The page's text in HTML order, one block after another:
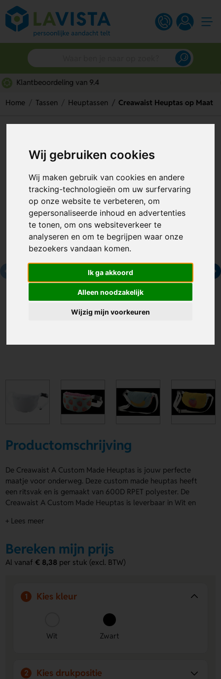
Wij gebruiken cookies
Wij maken gebruik van cookies en andere
tracking-technologieën om uw surfervaring
op onze website te verbeteren, om
gepersonaliseerde inhoud en advertenties
te tonen, om ons websiteverkeer te
analyseren en om te begrijpen waar onze
bezoekers vandaan komen.
Ik ga akkoord
Alleen noodzakelijk
Wijzig mijn voorkeuren
Snelle persoonlijke service
Home Tassen Heuptassen Creawaist Heuptas op Maat
Artikelnummer:291372
Productomschrijving
De Creawaist A Custom Made Heuptas is jouw perfecte
maatje voor onderweg. Deze custom made heuptas heeft
een ritsvak en is gemaakt van 600D RPET polyester. De
Creawaist A Custom Made Heuptas is leverbaar in Wit en
Met het RPET label laat je meteen zien dat je kiest voor een
aanbrengen van een logo, naam of eigen ontwerp. MOQ: 50
stuks. Bestel of vraag een prijs op.
Made Heuptas
Hele oppervlak te bedrukken
eigen ontwerp overal terugkomen voor maximale
Gemaakt van RPET polyester
alles snel bij de hand hebt.
+ Lees meer
Bereken mijn prijs
Al vanaf€ 8,38 per stuk (excl. BTW)
1 Kies kleur
Wit Zwart
2 Kies drukpositie